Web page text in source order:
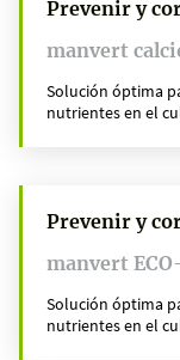
Prevenir y
manvert
Solución óptima
nutrientes en el
Prevenir y
manvert
Solución óptima
nutrientes en el